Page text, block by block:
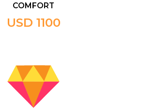
COMFORT
USD 1100